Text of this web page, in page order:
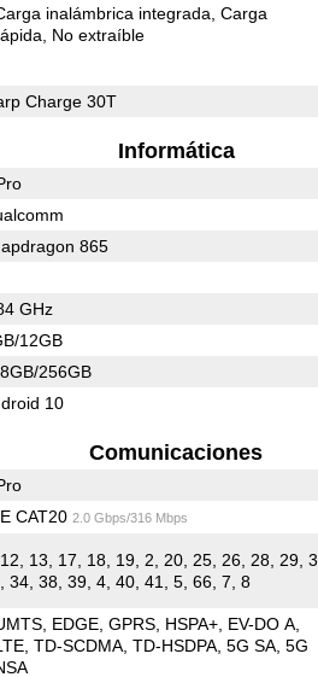
inalámbrica integrada Carga
No extraíble
Charge 30T
Informática
865
GHz
12GB
256GB
10
Comunicaciones
CAT20 2.0 Gbps/316 Mbps
13, 17, 18, 19, 2, 20, 25, 26, 28, 29, 3,
34, 38, 39, 4, 40, 41, 5, 66, 7, 8
EDGE GPRS HSPA+ EV-DO A
TD-SCDMA TD-HSDPA 5G SA 5G